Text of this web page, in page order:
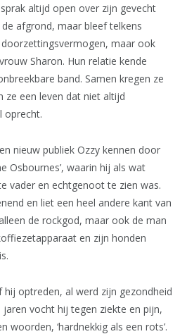
altijd open over zijn gevecht
afgrond, maar bleef telkens
maar ook
Sharon. Hun relatie kende
band. Samen kregen ze
ze een leven dat niet altijd
oprecht.
nieuw publiek Ozzy kennen door
Osbournes’, waarin hij als wat
vader en echtgenoot te zien was.
en liet een heel andere kant van
de rockgod, maar ook de man
en zijn honden
optreden, al werd zijn gezondheid
vocht hij tegen ziekte en pijn,
woorden, ‘hardnekkig als een rots’.